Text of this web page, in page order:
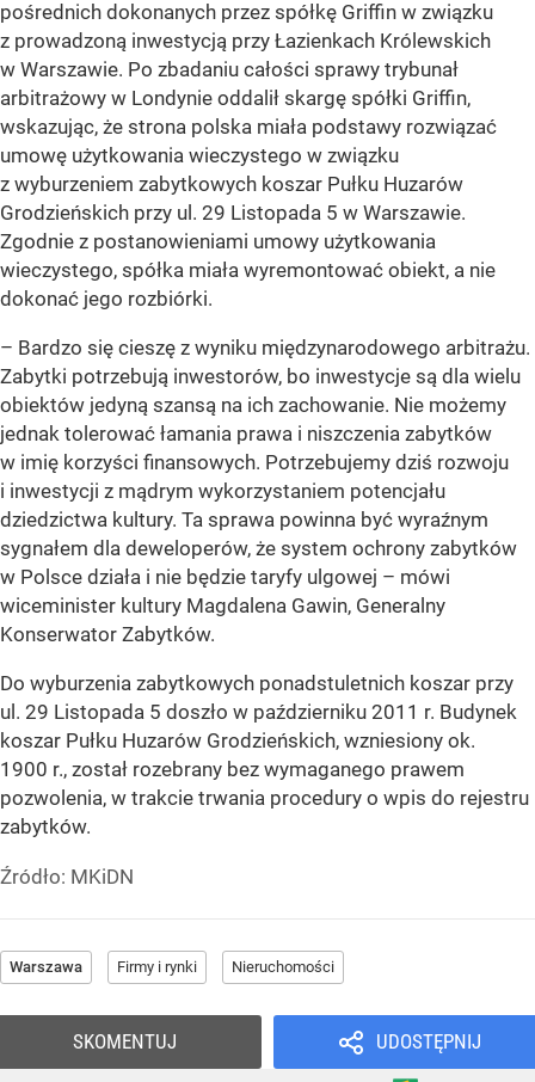
pośrednich dokonanych przez spółkę Griffin w związku
z prowadzoną inwestycją przy Łazienkach Królewskich
w Warszawie. Po zbadaniu całości sprawy trybunał
arbitrażowy w Londynie oddalił skargę spółki Griffin,
wskazując, że strona polska miała podstawy rozwiązać
umowę użytkowania wieczystego w związku
z wyburzeniem zabytkowych koszar Pułku Huzarów
Grodzieńskich przy ul. 29 Listopada 5 w Warszawie.
Zgodnie z postanowieniami umowy użytkowania
wieczystego, spółka miała wyremontować obiekt, a nie
dokonać jego rozbiórki.
– Bardzo się cieszę z wyniku międzynarodowego arbitrażu.
Zabytki potrzebują inwestorów, bo inwestycje są dla wielu
obiektów jedyną szansą na ich zachowanie. Nie możemy
jednak tolerować łamania prawa i niszczenia zabytków
w imię korzyści finansowych. Potrzebujemy dziś rozwoju
i inwestycji z mądrym wykorzystaniem potencjału
dziedzictwa kultury. Ta sprawa powinna być wyraźnym
sygnałem dla deweloperów, że system ochrony zabytków
w Polsce działa i nie będzie taryfy ulgowej – mówi
wiceminister kultury Magdalena Gawin, Generalny
Konserwator Zabytków.
Do wyburzenia zabytkowych ponadstuletnich koszar przy
ul. 29 Listopada 5 doszło w październiku 2011 r. Budynek
koszar Pułku Huzarów Grodzieńskich, wzniesiony ok.
1900 r., został rozebrany bez wymaganego prawem
pozwolenia, w trakcie trwania procedury o wpis do rejestru
zabytków.
Źródło: MKiDN
Warszawa Firmy i rynki Nieruchomości
UDOSTĘPNIJ
SKOMENTUJ